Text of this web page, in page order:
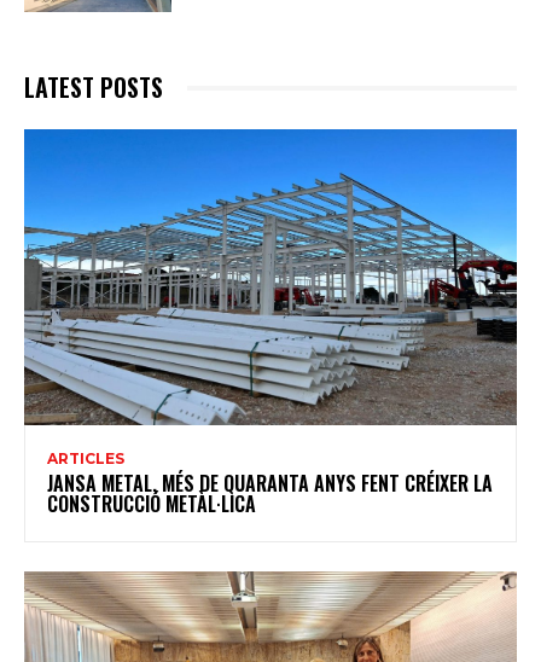
LATEST POSTS
ARTICLES
JANSA METAL, MÉS DE QUARANTA ANYS FENT CRÉIXER LA
CONSTRUCCIÓ METÀL·LICA